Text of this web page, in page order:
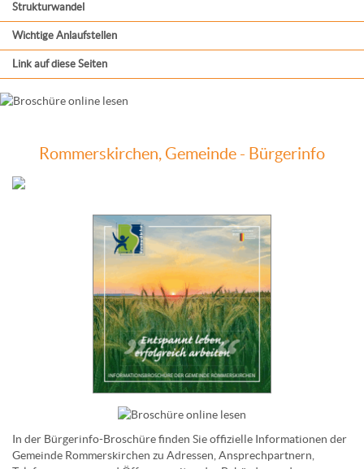
Strukturwandel
Wichtige Anlaufstellen
Link auf diese Seiten
Rommerskirchen, Gemeinde - Bürgerinfo
In der Bürgerinfo-Broschüre finden Sie offizielle Informationen der
Gemeinde Rommerskirchen zu Adressen, Ansprechpartnern,